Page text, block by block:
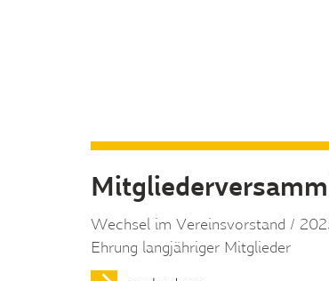
Wechsel im Vereinsvorstand /
Ehrung langjähriger Mitglieder